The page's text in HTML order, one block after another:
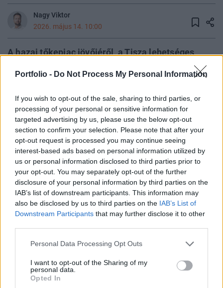
Portfolio - Do Not Process My Personal Information
If you wish to opt-out of the sale, sharing to third parties, or
processing of your personal or sensitive information for
targeted advertising by us, please use the below opt-out
section to confirm your selection. Please note that after your
opt-out request is processed you may continue seeing
interest-based ads based on personal information utilized by
us or personal information disclosed to third parties prior to
your opt-out. You may separately opt-out of the further
disclosure of your personal information by third parties on the
IAB’s list of downstream participants. This information may
also be disclosed by us to third parties on the IAB’s List of
Downstream Participants that may further disclose it to other
Personal Data Processing Opt Outs
I want to opt-out of the Sharing of my
personal data.
Opted In
Nagy Viktor
2026. május 14. 10:00
A hazai tőkepiac jövőjéről, a Tisza lehetséges
Értéktőzsde fejlesztési lehetőségeiről kérdeztünk
ismert a Tisza esetleges tőkepiaci terveiről, ezért
piaci szakértőket kérdeztünk arról, milyen
irányokra számítanak, mely jelenlegi tőkepiaci
eszközöket tartaná érdemesnek a szakma
megtartani, valamint milyen kormányzati és BÉT-
intézkedésekre lenne szükség a hazai tőkepiac
fejlesztéséhez. A témában megszólalt Horváth
István, a K&H Értékpapír ügyvezető igazgatója,
Pintér András, a Raiffeisen Befektetési Alapkezelő
befektetési vezetője, Gyurcsik Attila, az Accorde
Equilor Befektetési Zrt. elnök-vezérigazgatója, és
Oszkó Péter, az O3 Partners vezérigazgatója.
WOOD & Co. Investor Day 2026Idén ősszel első